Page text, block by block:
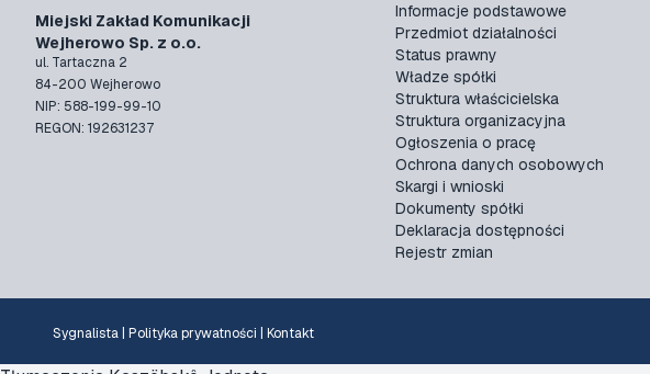
Miejski Zakład Komunikacji
Wejherowo Sp. z o.o.
ul. Tartaczna 2
84-200 Wejherowo
NIP: 588-199-99-10
REGON: 192631237
Informacje podstawowe
Przedmiot działalności
Status prawny
Władze spółki
Struktura właścicielska
Struktura organizacyjna
Ogłoszenia o pracę
Ochrona danych osobowych
Skargi i wnioski
Dokumenty spółki
Deklaracja dostępności
Rejestr zmian
Sygnalista Polityka prywatności Kontakt